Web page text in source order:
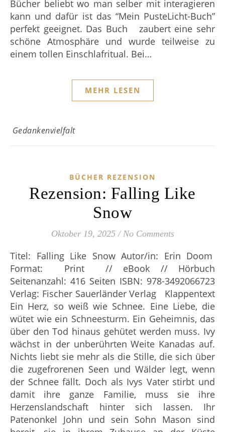
Bücher beliebt wo man selber mit interagieren
kann und dafür ist das “Mein PusteLicht-Buch”
perfekt geeignet. Das Buch zaubert eine sehr
schöne Atmosphäre und wurde teilweise zu
einem tollen Einschlafritual. Bei…
MEHR LESEN
Gedankenvielfalt
BÜCHER REZENSION
Rezension: Falling Like
Snow
Oktober 19, 2025 / No Comments
Titel: Falling Like Snow Autor/in: Erin Doom
Format: Print // eBook // Hörbuch
Seitenanzahl: 416 Seiten ISBN: 978-3492066723
Verlag: Fischer Sauerländer Verlag Klappentext
Ein Herz, so weiß wie Schnee. Eine Liebe, die
wütet wie ein Schneesturm. Ein Geheimnis, das
über den Tod hinaus gehütet werden muss. Ivy
wächst in der unberührten Weite Kanadas auf.
Nichts liebt sie mehr als die Stille, die sich über
die zugefrorenen Seen und Wälder legt, wenn
der Schnee fällt. Doch als Ivys Vater stirbt und
damit ihre ganze Familie, muss sie ihre
Herzenslandschaft hinter sich lassen. Ihr
Patenonkel John und sein Sohn Mason sind